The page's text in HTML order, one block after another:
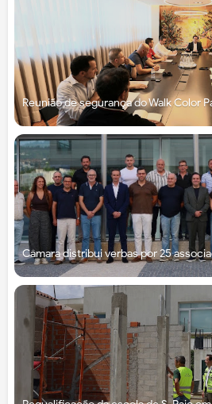
Reunião de segurança do Walk Color
Câmara distribui verbas por 25